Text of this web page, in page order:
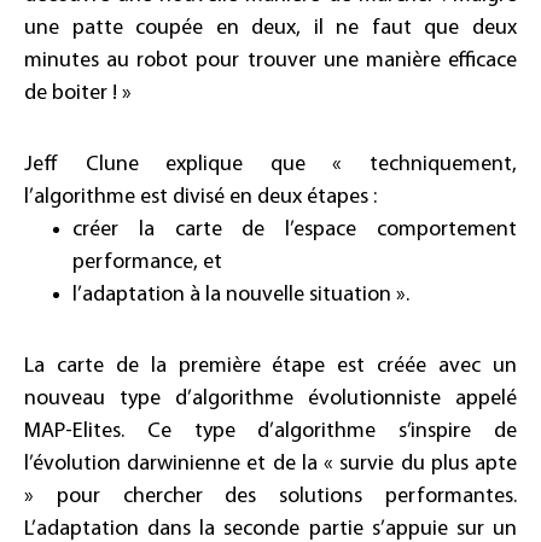
une patte coupée en deux, il ne faut que deux
minutes au robot pour trouver une manière efficace
de boiter ! »
Jeff Clune explique que « techniquement,
l’algorithme est divisé en deux étapes :
créer la carte de l’espace comportement
performance, et
l’adaptation à la nouvelle situation ».
La carte de la première étape est créée avec un
nouveau type d’algorithme évolutionniste appelé
MAP-Elites. Ce type d’algorithme s’inspire de
l’évolution darwinienne et de la « survie du plus apte
» pour chercher des solutions performantes.
L’adaptation dans la seconde partie s’appuie sur un